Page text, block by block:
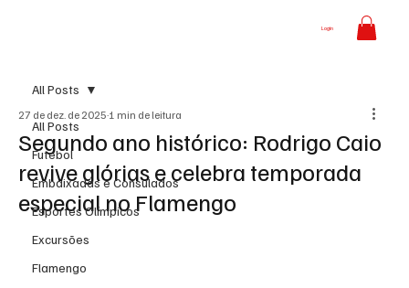
Login
All Posts
Futebol
Embaixadas e Consulados
Esportes Olímpicos
Excursões
Flamengo
All Posts
Segundo ano histórico: Rodrigo Caio
revive glórias e celebra temporada
especial no Flamengo
27 de dez. de 2025 1 min de leitura